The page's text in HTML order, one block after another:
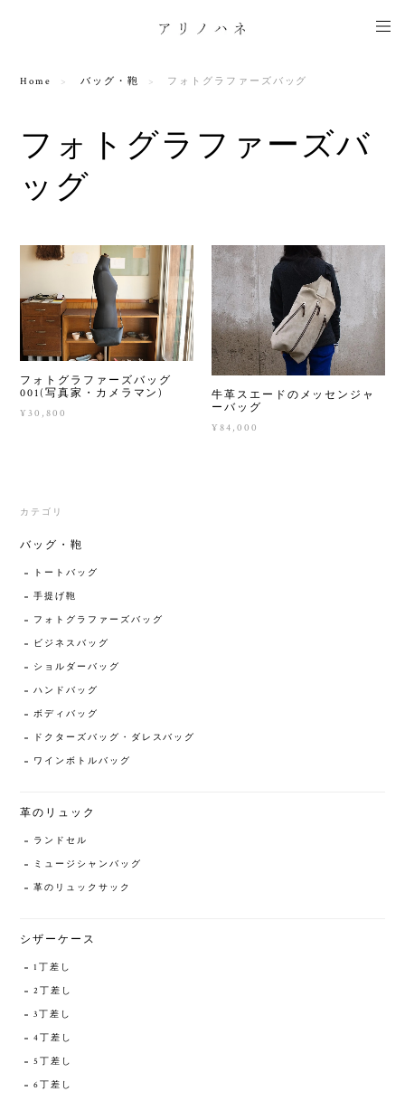
Home バッグ・鞄 フォトグラファーズバッグ
フォトグラファーズバ
ッグ
フォトグラファーズバッグ
001(写真家・カメラマン)
¥30,800
牛革スエードのメッセンジャ
ーバッグ
¥84,000
カテゴリ
バッグ・鞄
トートバッグ
手提げ鞄
フォトグラファーズバッグ
ビジネスバッグ
ショルダーバッグ
ハンドバッグ
ボディバッグ
ドクターズバッグ・ダレスバッグ
ワインボトルバッグ
革のリュック
ランドセル
ミュージシャンバッグ
革のリュックサック
シザーケース
1丁差し
2丁差し
3丁差し
4丁差し
5丁差し
6丁差し